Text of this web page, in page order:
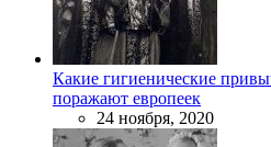
Какие гигиенические
поражают европеек
24 ноября, 2020